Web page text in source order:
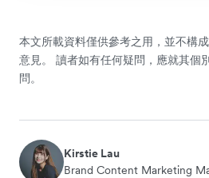
本文所載資料僅供參考之用，並不構
意見。 讀者如有任何疑問，應就其個
問。
Kirstie Lau
Brand Content Marketing